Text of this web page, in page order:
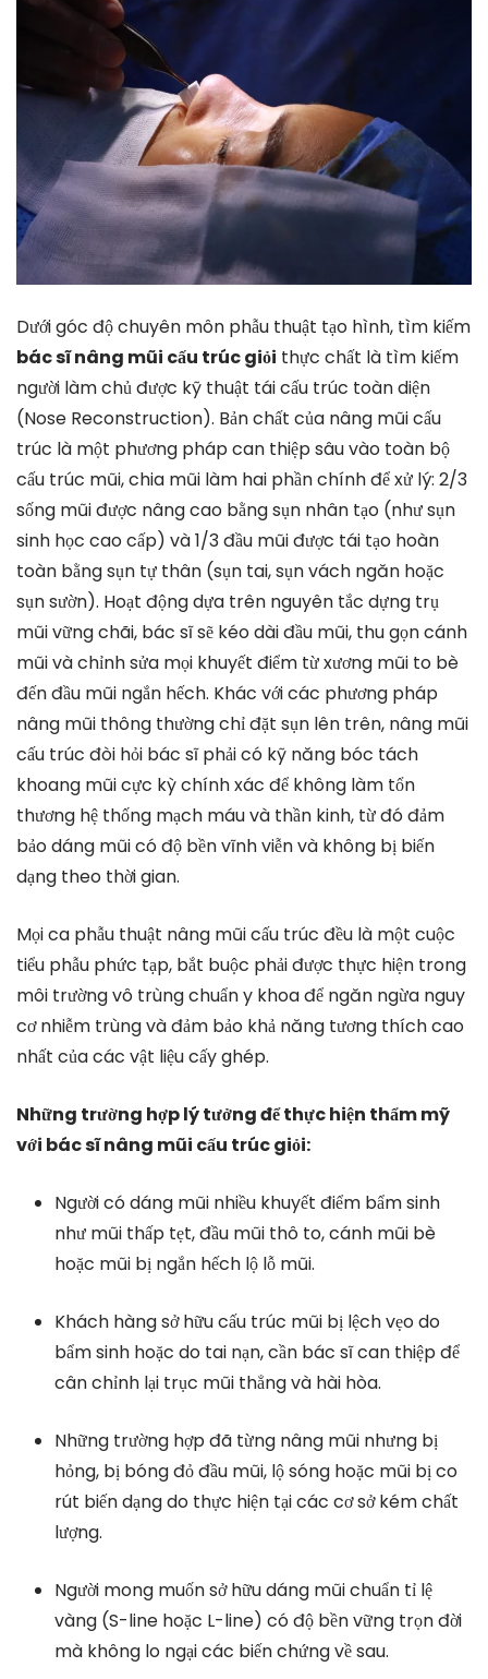
Dưới góc độ chuyên môn phẫu thuật tạo hình, tìm kiếm
bác sĩ nâng mũi cấu trúc giỏi thực chất là tìm kiếm
người làm chủ được kỹ thuật tái cấu trúc toàn diện
(Nose Reconstruction). Bản chất của nâng mũi cấu
trúc là một phương pháp can thiệp sâu vào toàn bộ
cấu trúc mũi, chia mũi làm hai phần chính để xử lý: 2/3
sống mũi được nâng cao bằng sụn nhân tạo (như sụn
sinh học cao cấp) và 1/3 đầu mũi được tái tạo hoàn
toàn bằng sụn tự thân (sụn tai, sụn vách ngăn hoặc
sụn sườn). Hoạt động dựa trên nguyên tắc dựng trụ
mũi vững chãi, bác sĩ sẽ kéo dài đầu mũi, thu gọn cánh
mũi và chỉnh sửa mọi khuyết điểm từ xương mũi to bè
đến đầu mũi ngắn hếch. Khác với các phương pháp
nâng mũi thông thường chỉ đặt sụn lên trên, nâng mũi
cấu trúc đòi hỏi bác sĩ phải có kỹ năng bóc tách
khoang mũi cực kỳ chính xác để không làm tổn
thương hệ thống mạch máu và thần kinh, từ đó đảm
bảo dáng mũi có độ bền vĩnh viễn và không bị biến
dạng theo thời gian.
Mọi ca phẫu thuật nâng mũi cấu trúc đều là một cuộc
tiểu phẫu phức tạp, bắt buộc phải được thực hiện trong
môi trường vô trùng chuẩn y khoa để ngăn ngừa nguy
cơ nhiễm trùng và đảm bảo khả năng tương thích cao
nhất của các vật liệu cấy ghép.
Những trường hợp lý tưởng để thực hiện thẩm mỹ
với bác sĩ nâng mũi cấu trúc giỏi:
Người có dáng mũi nhiều khuyết điểm bẩm sinh
như mũi thấp tẹt, đầu mũi thô to, cánh mũi bè
hoặc mũi bị ngắn hếch lộ lỗ mũi.
Khách hàng sở hữu cấu trúc mũi bị lệch vẹo do
bẩm sinh hoặc do tai nạn, cần bác sĩ can thiệp để
cân chỉnh lại trục mũi thẳng và hài hòa.
Những trường hợp đã từng nâng mũi nhưng bị
hỏng, bị bóng đỏ đầu mũi, lộ sóng hoặc mũi bị co
rút biến dạng do thực hiện tại các cơ sở kém chất
lượng.
Người mong muốn sở hữu dáng mũi chuẩn tỉ lệ
vàng (S-line hoặc L-line) có độ bền vững trọn đời
mà không lo ngại các biến chứng về sau.